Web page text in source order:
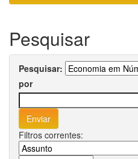
Pesquisar
Pesquisar:
por
Filtros correntes: